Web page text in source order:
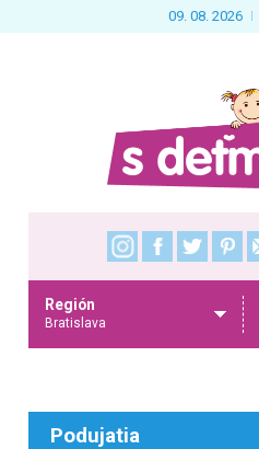
09. 08. 2026
Región
Bratislava
Podujatia